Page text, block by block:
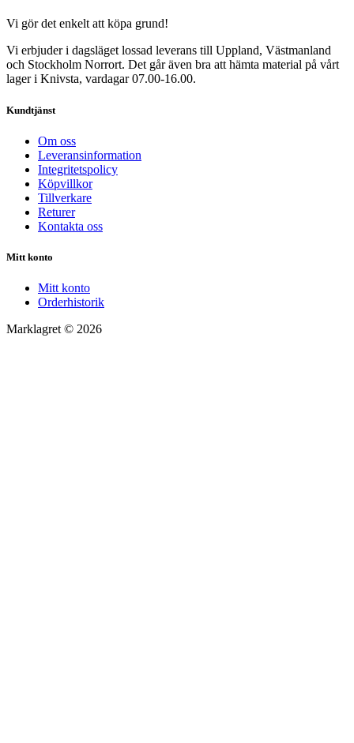
Vi gör det enkelt att köpa grund!
Vi erbjuder i dagsläget lossad leverans till Uppland, Västmanland
och Stockholm Norrort. Det går även bra att hämta material på vårt
lager i Knivsta, vardagar 07.00-16.00.
Kundtjänst
Om oss
Leveransinformation
Integritetspolicy
Köpvillkor
Tillverkare
Returer
Kontakta oss
Mitt konto
Mitt konto
Orderhistorik
Marklagret © 2026